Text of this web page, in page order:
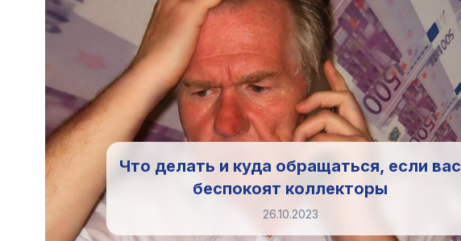
Что делать и куда обращаться, если вас
беспокоят коллекторы
26.10.2023